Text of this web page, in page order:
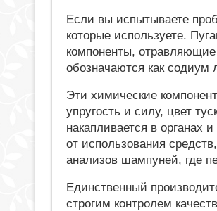
Если вы испытываете
которые используете.
компоненты,
обозначаются как
Эти химические
упругость и силу, цвет
накапливается в органах
от использования
анализов шампуней, где
Единственный
строгим контролем